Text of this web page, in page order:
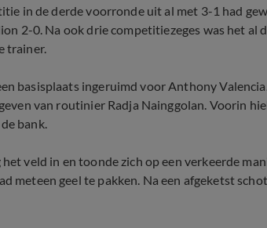
in de derde voorronde uit al met 3-1 had
2-0. Na ook drie competitiezeges was het al
trainer.
basisplaats ingeruimd voor Anthony
van routinier Radja Nainggolan. Voorin
bank.
het veld in en toonde zich op een verkeerde
meteen geel te pakken. Na een afgeketst